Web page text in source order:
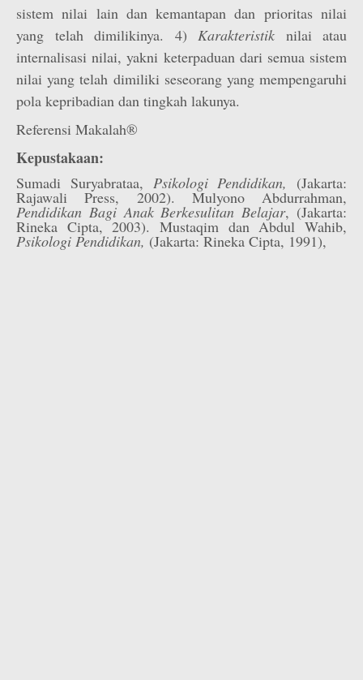
sistem nilai lain dan kemantapan dan prioritas nilai
yang telah dimilikinya. 4) Karakteristik nilai atau
internalisasi nilai, yakni keterpaduan dari semua sistem
nilai yang telah dimiliki seseorang yang mempengaruhi
pola kepribadian dan tingkah lakunya.
Referensi Makalah®
Kepustakaan:
Sumadi Suryabrataa, Psikologi Pendidikan, (Jakarta:
Rajawali Press, 2002). Mulyono Abdurrahman,
Pendidikan Bagi Anak Berkesulitan Belajar, (Jakarta:
Rineka Cipta, 2003). Mustaqim dan Abdul Wahib,
Psikologi Pendidikan, (Jakarta: Rineka Cipta, 1991),